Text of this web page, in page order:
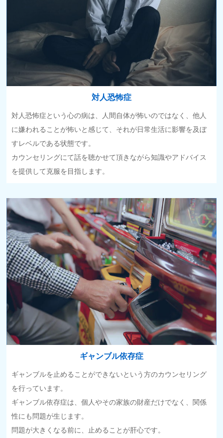
対人恐怖症
対人恐怖症という心の病は、人間自体が怖いのではなく、他人
に嫌われることが怖いと感じて、それが日常生活に影響を及ぼ
すレベルである状態です。
カウンセリングにて話を聴かせて頂きながら知識やアドバイス
を提供して克服を目指します。
ギャンブル依存症
ギャンブルを止めることができないという方のカウンセリング
を行っています。
ギャンブル依存症は、個人やその家族の財産だけでなく、関係
性にも問題が生じます。
問題が大きくなる前に、止めることが肝心です。